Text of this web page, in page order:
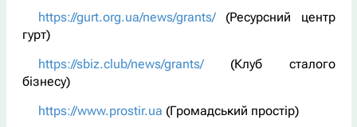
https://gurt.org.ua/news/grants/(Ресурсний центр
гурт)
https://sbiz.club/news/grants/(Клуб сталого
бізнесу)
https://www.prostir.ua (Громадський простір)